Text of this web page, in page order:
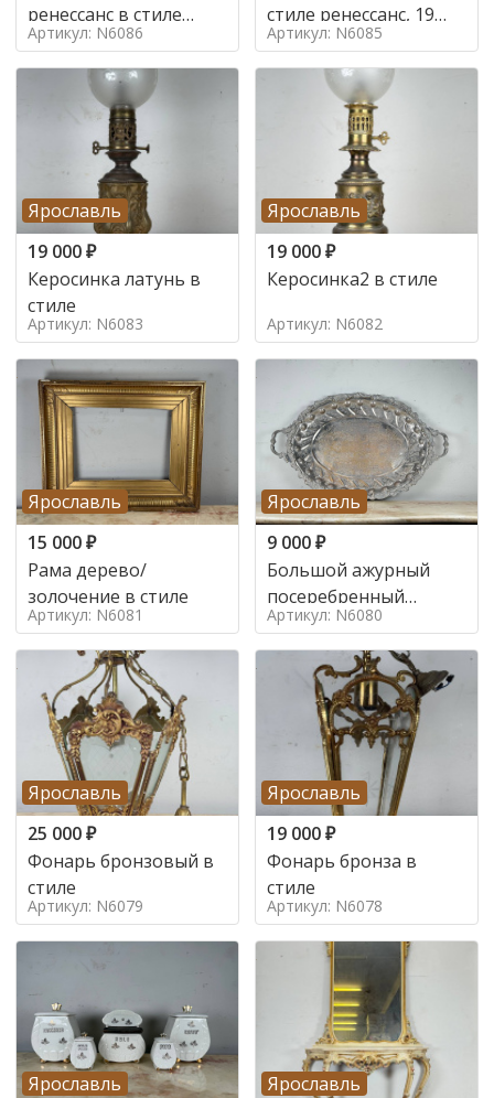
ренессанс в стиле
ренессанс,
Артикул: N6086
стиле ренессанс, 19
век
Артикул: N6085
Ярославль
19 000₽
Керосинка латунь в
стиле
Артикул: N6083
Ярославль
19 000₽
Керосинка2 в стиле
Артикул: N6082
Ярославль
15 000₽
Рама дерево/
золочение в стиле
Артикул: N6081
Ярославль
9 000₽
Большой ажурный
посеребренный
поднос в стиле
Артикул: N6080
Ярославль
25 000₽
Фонарь бронзовый в
стиле
Артикул: N6079
Ярославль
19 000₽
Фонарь бронза в
стиле
Артикул: N6078
Ярославль
Ярославль